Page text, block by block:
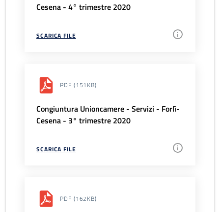
Cesena - 4° trimestre 2020
SCARICA FILE
PDF (151KB)
Congiuntura Unioncamere - Servizi - Forlì-
Cesena - 3° trimestre 2020
SCARICA FILE
PDF (162KB)